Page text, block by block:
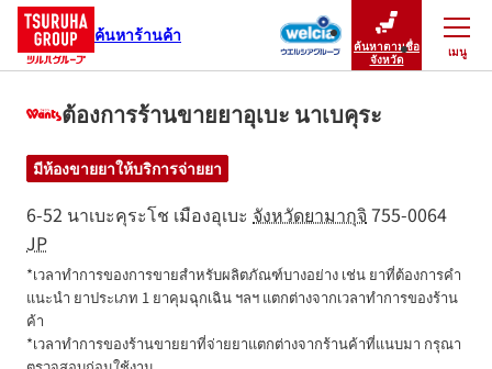
ค้นหาร้านค้า
ค้นหาตามชื่อ
จังหวัด
เมนู
ปิดเมนู
ต้องการร้านขายยาอุเบะ นาเบคุระ
มีห้องขายยาให้บริการจ่ายยา
6-52 นาเบะคุระโช เมืองอุเบะ จังหวัดยามากุจิ 755-0064
JP
*เวลาทำการของการขายสำหรับผลิตภัณฑ์บางอย่าง เช่น ยาที่ต้องการคำ
แนะนำ ยาประเภท 1 ยาคุมฉุกเฉิน ฯลฯ แตกต่างจากเวลาทำการของร้าน
ค้า
*เวลาทำการของร้านขายยาที่จ่ายยาแตกต่างจากร้านค้าที่แนบมา กรุณา